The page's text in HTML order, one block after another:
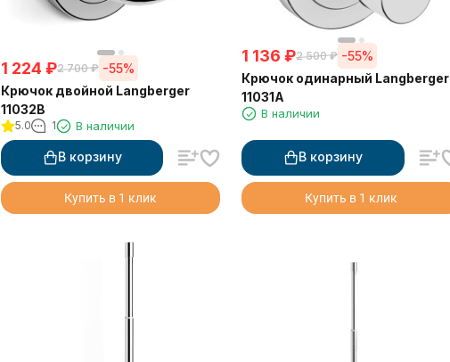
1 224 ₽2 700 ₽ -55%
Крючок двойной Langberger
11032B
5.0 1 В наличии
В корзину
Купить в 1 клик
1 136 ₽2 500 ₽ -55%
Крючок одинарный Langberger
11031A
В наличии
В корзину
Купить в 1 клик